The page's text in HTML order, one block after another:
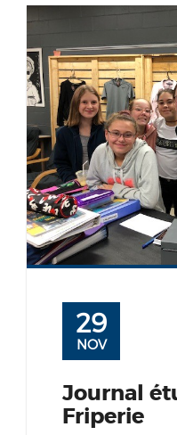
29
NOV
Journal
Friperie